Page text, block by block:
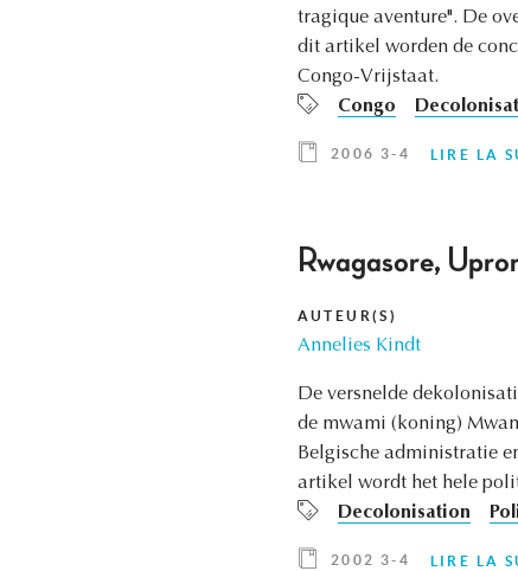
tragique aventure". De
dit artikel worden de
Congo-Vrijstaat.
Congo
2006 3-4 LIRE LA
Rwagasore,
AUTEUR(S)
Annelies Kindt
De versnelde
de mwami (koning)
Belgische administratie
artikel wordt het hele
Decolonisation
2002 3-4 LIRE LA